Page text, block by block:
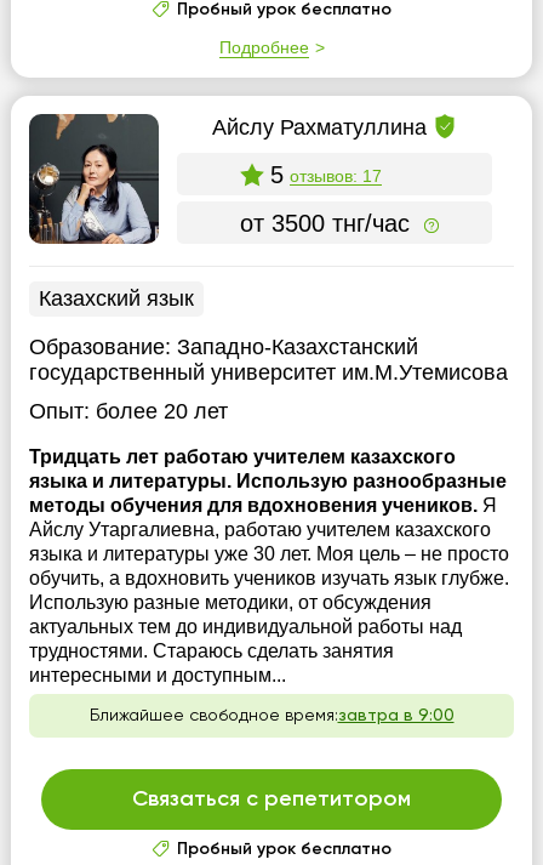
Пробный урок бесплатно
Подробнее
Айслу Рахматуллина
5 отзывов: 17
от 3500 тнг/час
Казахский язык
Образование: Западно-Казахстанский
государственный университет им.М.Утемисова
Опыт: более 20 лет
Тридцать лет работаю учителем казахского
языка и литературы. Использую разнообразные
методы обучения для вдохновения учеников. Я
Айслу Утаргалиевна, работаю учителем казахского
языка и литературы уже 30 лет. Моя цель – не просто
обучить, а вдохновить учеников изучать язык глубже.
Использую разные методики, от обсуждения
актуальных тем до индивидуальной работы над
трудностями. Стараюсь сделать занятия
интересными и доступным...
Ближайшее свободное время:завтра в 9:00
Связаться с репетитором
Пробный урок бесплатно